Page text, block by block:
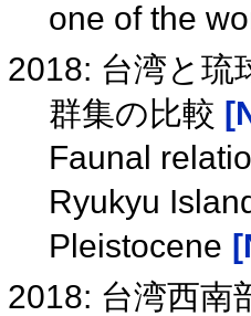
one of the
2018: 台湾と琉
群集の比較
Faunal
Ryukyu
Pleistocene
2018: 台湾西南